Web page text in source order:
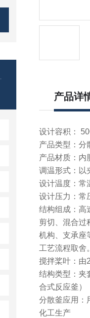
产品详
设计容积：
产品类型：分
产品材质：内
调温形式：以
设计温度：
设计压力：常
结构组成：高
剪切、混合过
机构、支承座
工艺流程取舍
搅拌桨叶：由
结构类型：夹
合式反应釜）
分散釜应用：
化工生产